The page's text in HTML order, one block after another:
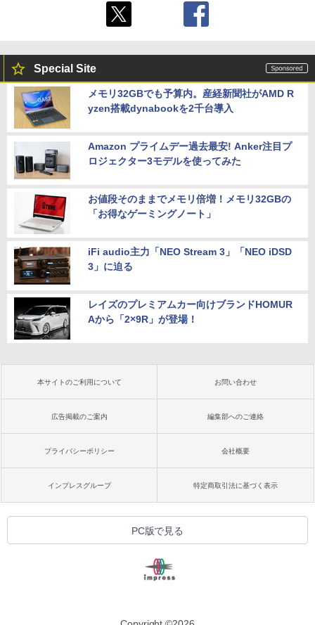
Special Site
メモリ32GBでも予算内。産経新聞社がAMD R
yzen搭載dynabookを2千台導入
Amazon プライムデー過去最安! Anker注目プ
ロジェクター3モデルを使ってみた
お値段そのままでメモリ倍増！メモリ32GBの
「お得なゲーミングノート」
iFi audio主力「NEO Stream 3」「NEO iDSD
3」に迫る
レイズのプレミアムカー向けブランドHOMUR
Aから「2×9R」が登場！
本サイトのご利用について お問い合わせ
広告掲載のご案内 編集部へのご連絡
プライバシーポリシー 会社概要
インプレスグループ 特定商取引法に基づく表示
PC版で見る